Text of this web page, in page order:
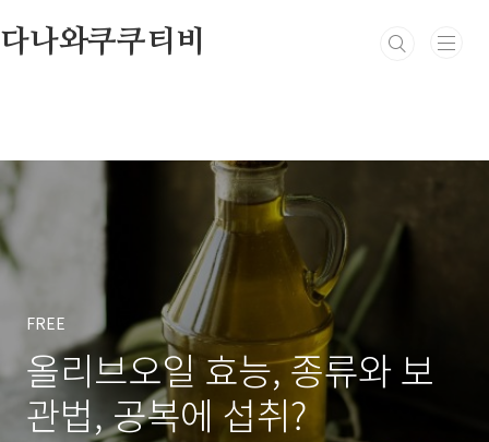
다나와쿠쿠티비
FREE
올리브오일 효능, 종류와 보
관법, 공복에 섭취?